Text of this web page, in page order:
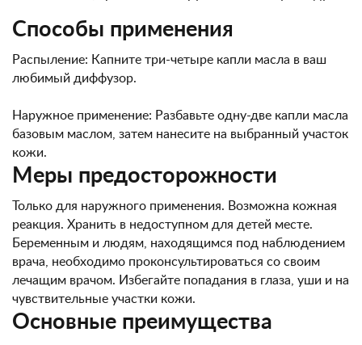
Способы применения
Распыление: Капните три-четыре капли масла в ваш
любимый диффузор.
Наружное применение: Разбавьте одну-две капли масла
базовым маслом, затем нанесите на выбранный участок
кожи.
Меры предосторожности
Только для наружного применения. Возможна кожная
реакция. Хранить в недоступном для детей месте.
Беременным и людям, находящимся под наблюдением
врача, необходимо проконсультироваться со своим
лечащим врачом. Избегайте попадания в глаза, уши и на
чувствительные участки кожи.
Основные преимущества